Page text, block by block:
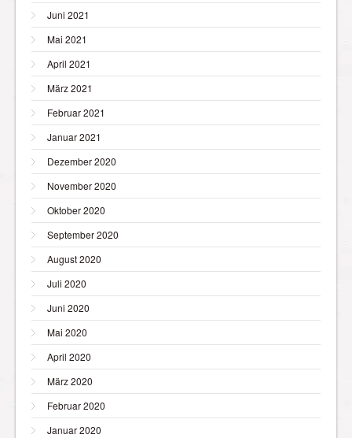
Juni 2021
Mai 2021
April 2021
März 2021
Februar 2021
Januar 2021
Dezember 2020
November 2020
Oktober 2020
September 2020
August 2020
Juli 2020
Juni 2020
Mai 2020
April 2020
März 2020
Februar 2020
Januar 2020